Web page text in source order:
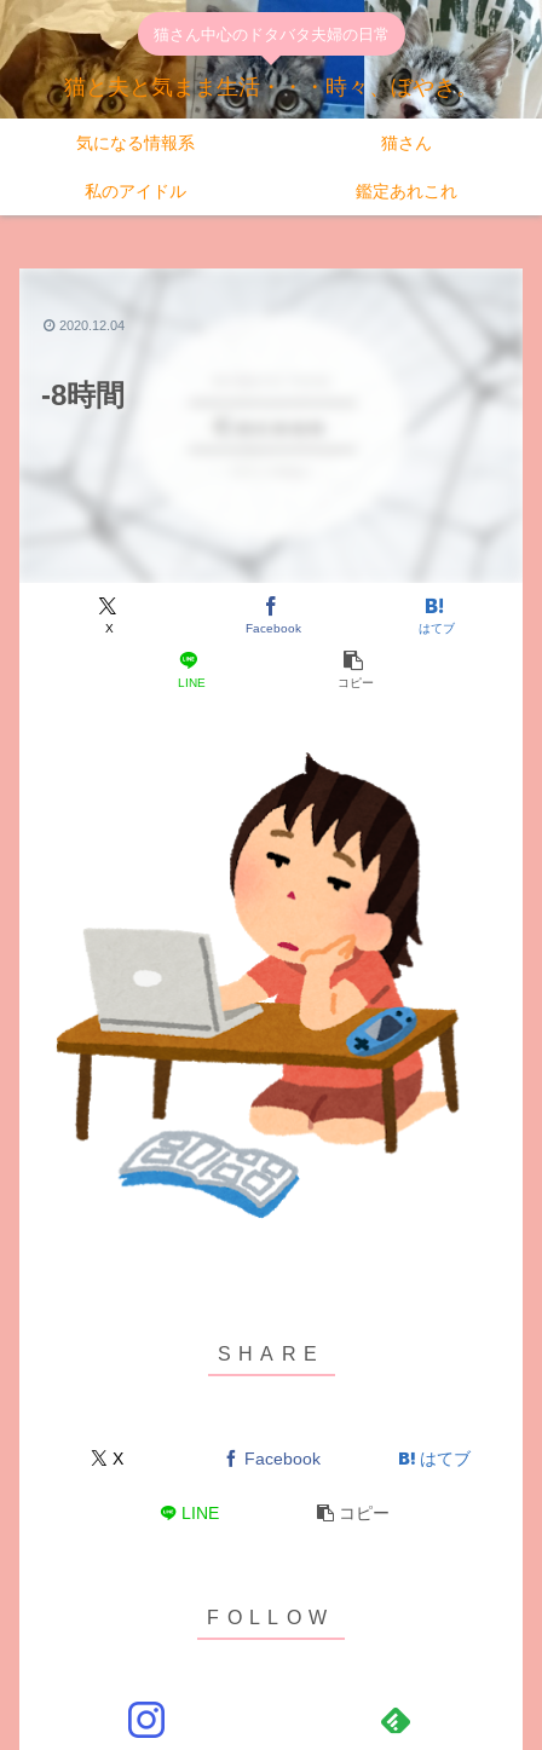
猫さん中心のドタバタ夫婦の日常
猫と夫と気まま生活・・・時々、ぼやき。
気になる情報系 猫さん
私のアイドル 鑑定あれこれ
-8時間
X Facebook はてブ
LINE コピー
2020.12.04
X Facebook はてブ
LINE コピー